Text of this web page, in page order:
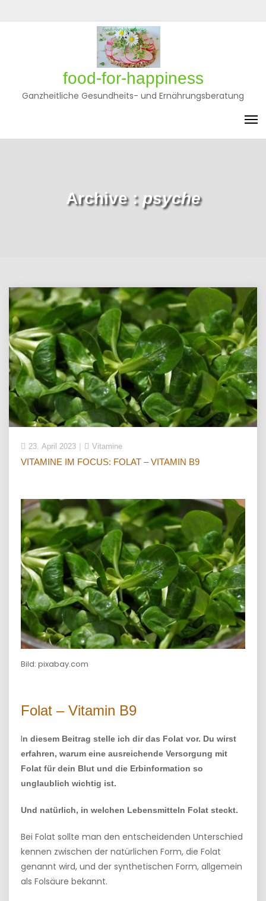
to
Privatsphäre-
Einstellungen
ändern
Historie
der
Privatsphäre-
Einstellungen
Einwilligungen
widerrufen
food-for-happiness
Ganzheitliche Gesundheits- und Ernährungsberatung
Archive : psyche
23. April 2023 Vitamine
VITAMINE IM FOCUS: FOLAT – VITAMIN B9
Bild: pixabay.com
Folat – Vitamin B9
In diesem Beitrag stelle ich dir das Folat vor. Du wirst
erfahren, warum eine ausreichende Versorgung mit
Folat für dein Blut und die Erbinformation so
unglaublich wichtig ist.
Und natürlich, in welchen Lebensmitteln Folat steckt.
Bei Folat sollte man den entscheidenden Unterschied
kennen zwischen der natürlichen Form, die Folat
genannt wird, und der synthetischen Form, allgemein
als Folsäure bekannt.